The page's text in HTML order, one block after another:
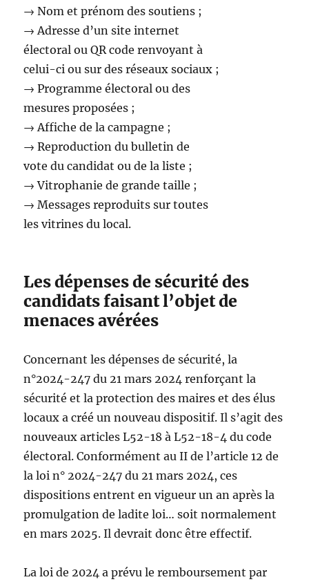
→ Nom et prénom des soutiens ;
→ Adresse d’un site internet
électoral ou QR code renvoyant à
celui-ci ou sur des réseaux sociaux ;
→ Programme électoral ou des
mesures proposées ;
→ Affiche de la campagne ;
→ Reproduction du bulletin de
vote du candidat ou de la liste ;
→ Vitrophanie de grande taille ;
→ Messages reproduits sur toutes
les vitrines du local.
Les dépenses de sécurité des
candidats faisant l’objet de
menaces avérées
Concernant les dépenses de sécurité, la
n°2024-247 du 21 mars 2024 renforçant la
sécurité et la protection des maires et des élus
locaux a créé un nouveau dispositif. Il s’agit des
nouveaux articles L52-18 à L52-18-4 du code
électoral. Conformément au II de l’article 12 de
la loi n° 2024-247 du 21 mars 2024, ces
dispositions entrent en vigueur un an après la
promulgation de ladite loi… soit normalement
en mars 2025. Il devrait donc être effectif.
La loi de 2024 a prévu le remboursement par